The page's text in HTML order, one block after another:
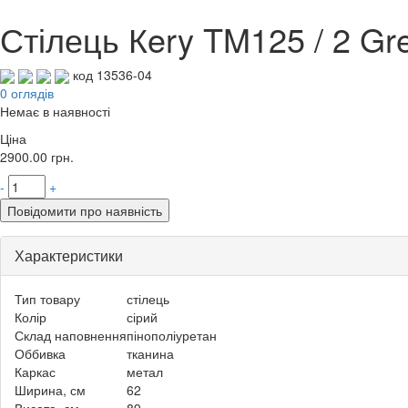
Стілець Кery TM125 / 2
код 13536-04
0 оглядів
Немає в наявності
Ціна
2900.00 грн.
-
+
Повідомити про наявність
Характеристики
Тип товару
стілець
Колір
сірий
Склад наповненняпінополіуретан
Оббивка
тканина
Каркас
метал
Ширина, см
62